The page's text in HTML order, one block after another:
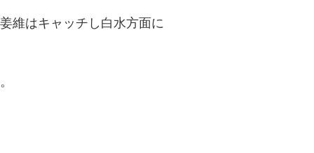
維はキャッチし白水方面に